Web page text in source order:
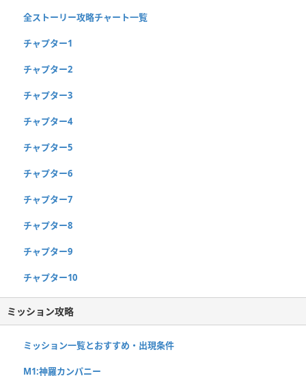
全ストーリー攻略チャート一覧
チャプター1
チャプター2
チャプター3
チャプター4
チャプター5
チャプター6
チャプター7
チャプター8
チャプター9
チャプター10
ミッション攻略
ミッション一覧とおすすめ・出現条件
M1:神羅カンパニー